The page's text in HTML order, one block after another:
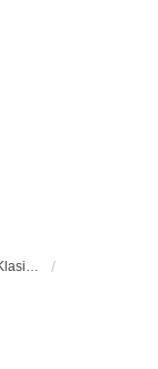
Klasik Arkeoloji